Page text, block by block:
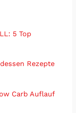
5 Top
Rezepte
Carb Auflauf